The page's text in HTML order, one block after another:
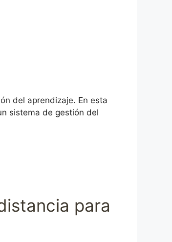
del aprendizaje. En esta
sistema de gestión del
para